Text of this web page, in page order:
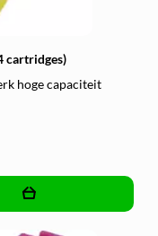
cartridges)
hoge capaciteit